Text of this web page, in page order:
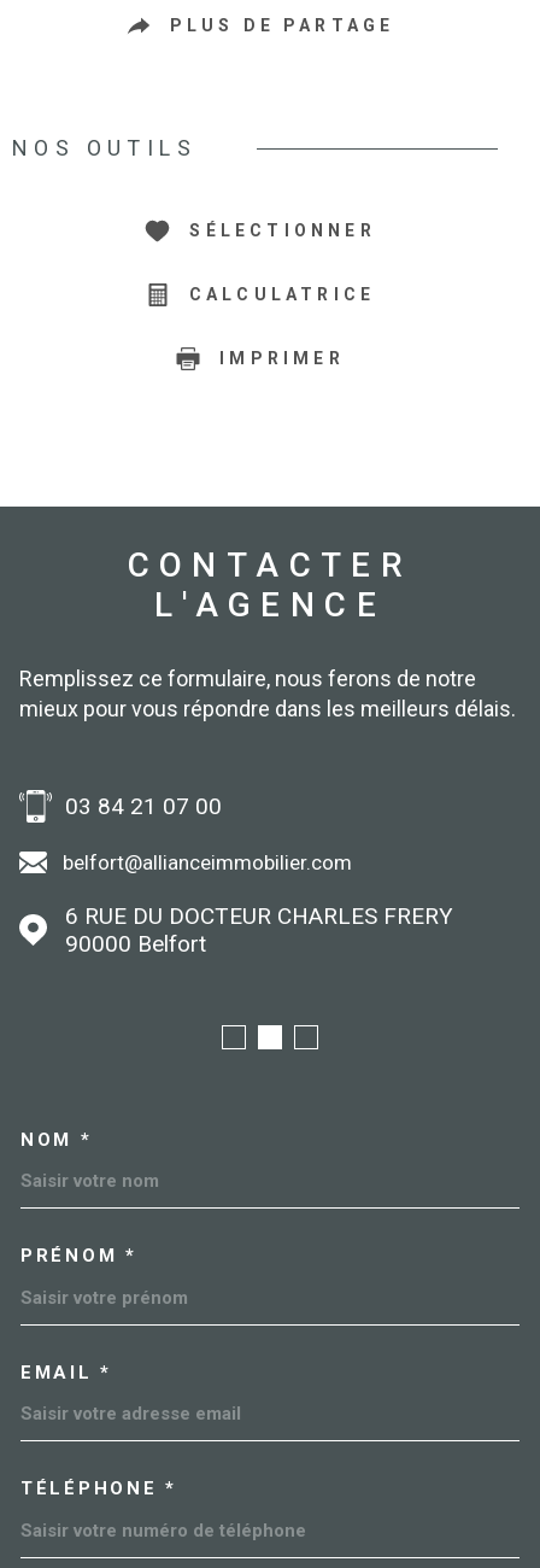
PLUS DE PARTAGE
NOS OUTILS
SÉLECTIONNER
CALCULATRICE
IMPRIMER
CONTACTER
L'AGENCE
Remplissez ce formulaire, nous ferons de notre
mieux pour vous répondre dans les meilleurs délais.
03 84 21 07 00
belfort@allianceimmobilier.com
6 RUE DU DOCTEUR CHARLES FRERY
90000
Belfort
NOM *
PRÉNOM *
EMAIL *
TÉLÉPHONE *